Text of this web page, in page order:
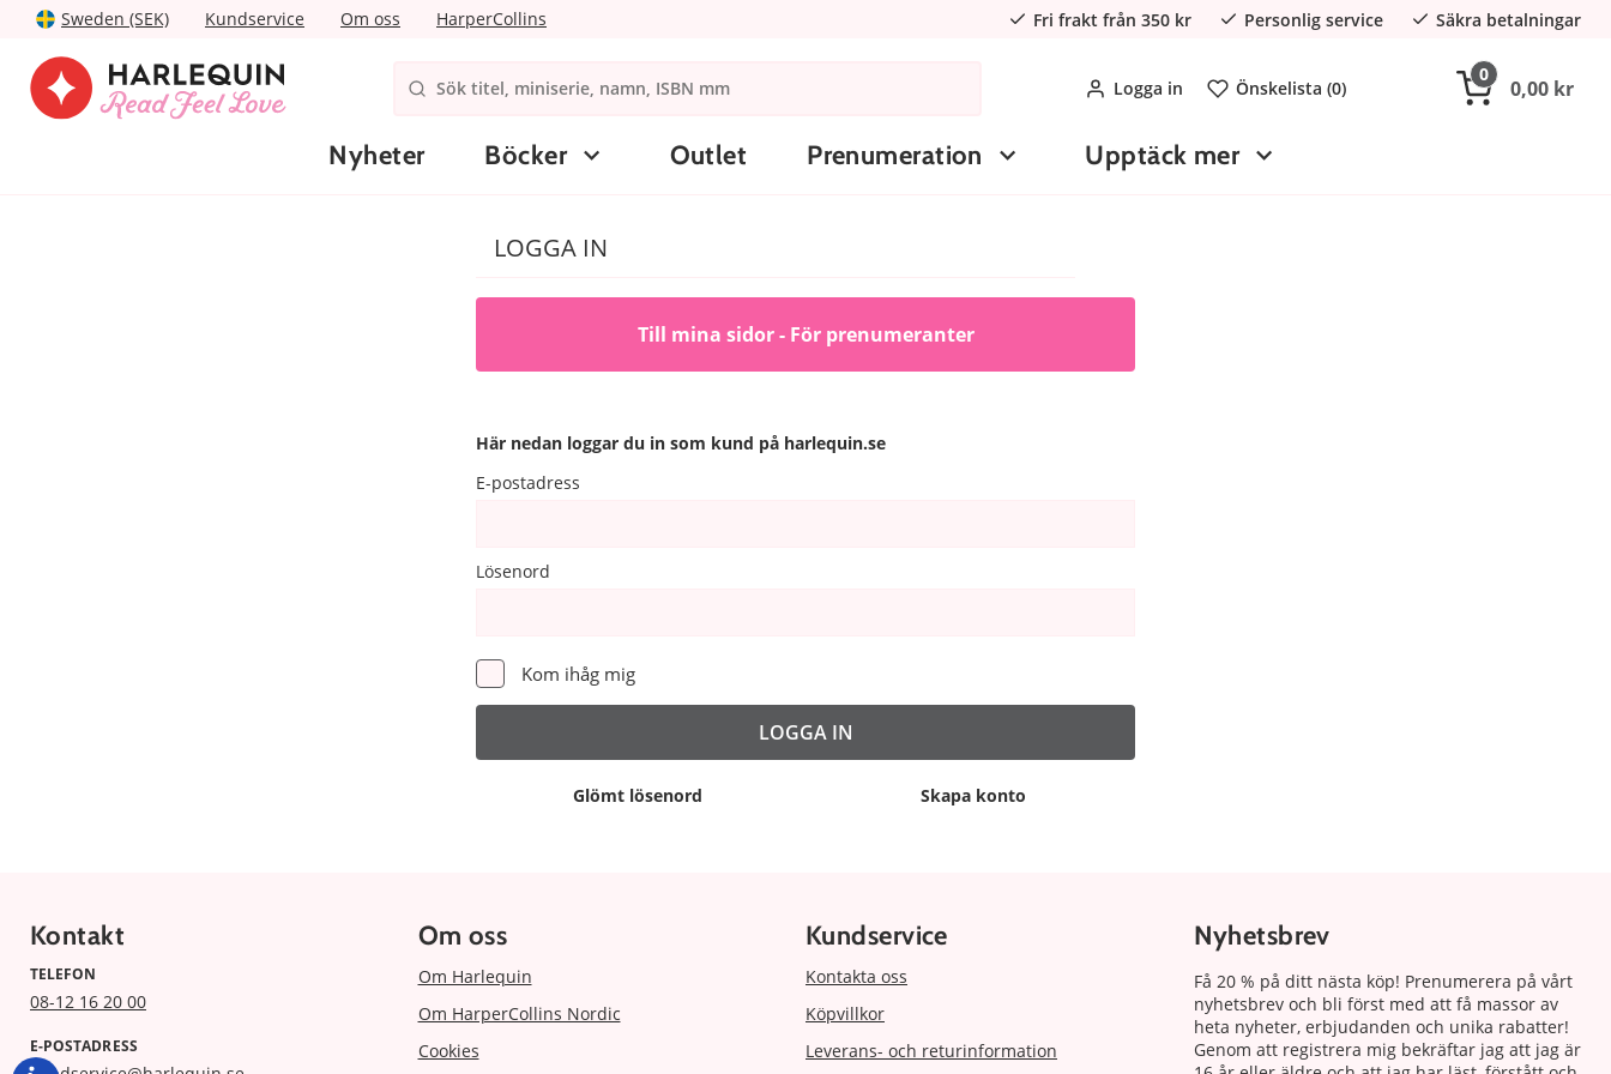
Sweden (SEK) Kundservice Om oss HarperCollins Fri frakt från 350 kr Personlig service Säkra betalningar
Logga in Önskelista (0)
0
0,00 kr
Nyheter Böcker Outlet Prenumeration Upptäck mer
LOGGA IN
Till mina sidor - För prenumeranter
Här nedan loggar du in som kund på harlequin.se
E-postadress
Lösenord
Kom ihåg mig
Glömt lösenord Skapa konto
Kontakt
TELEFON
08-12 16 20 00
E-POSTADRESS
Om oss
Om Harlequin
Om HarperCollins Nordic
Cookies
Kundservice
Kontakta oss
Köpvillkor
Leverans- och returinformation
Nyhetsbrev
Få 20 % på ditt nästa köp! Prenumerera på vårt
nyhetsbrev och bli först med att få massor av
heta nyheter, erbjudanden och unika rabatter!
Genom att registrera mig bekräftar jag att jag är